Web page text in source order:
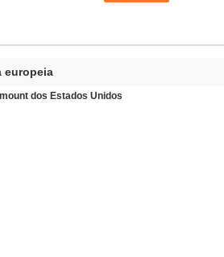
europeia
dos Estados Unidos